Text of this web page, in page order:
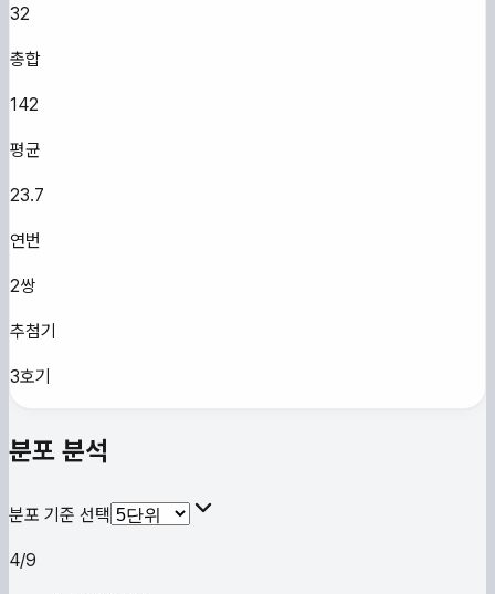
32
총합
142
평균
23.7
연번
2쌍
추첨기
3호기
분포 분석
분포 기준 선택
4/9